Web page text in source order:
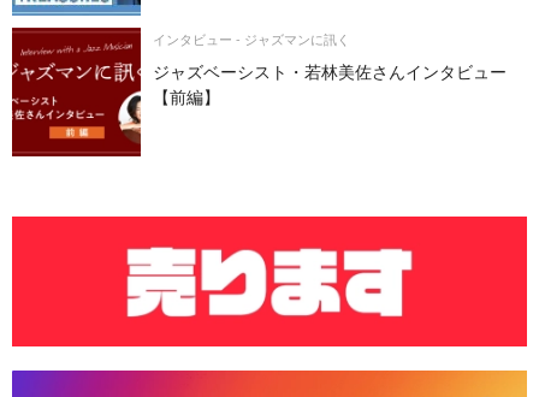
インタビュー - ジャズマンに訊く
ジャズベーシスト・若林美佐さんインタビュー
【前編】